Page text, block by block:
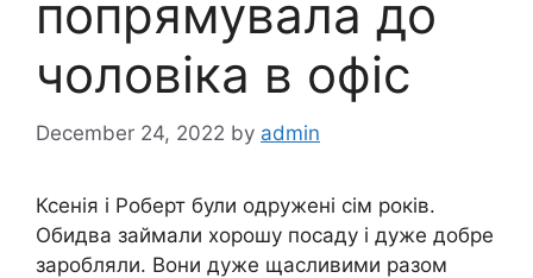
попрямувала до
чоловіка в офіс
December 24, 2022 by admin
Ксенія і Роберт були одружені сім років.
Обидва займали хорошу посаду і дуже добре
заробляли. Вони дуже щасливими разом